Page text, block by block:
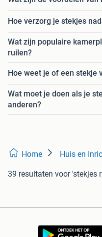
Hoe verzorg je stekjes
Wat zijn populaire
ruilen?
Hoe weet je of een stekje
Wat moet je doen als je
anderen?
Home Huis en
39 resultaten voor 'stekjes